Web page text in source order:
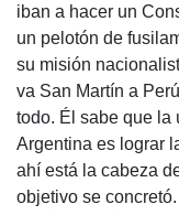
iban a hacer un
un pelotón de
su misión
va San Martín a
todo. Él sabe que la
Argentina es lograr
ahí está la cabeza
objetivo se